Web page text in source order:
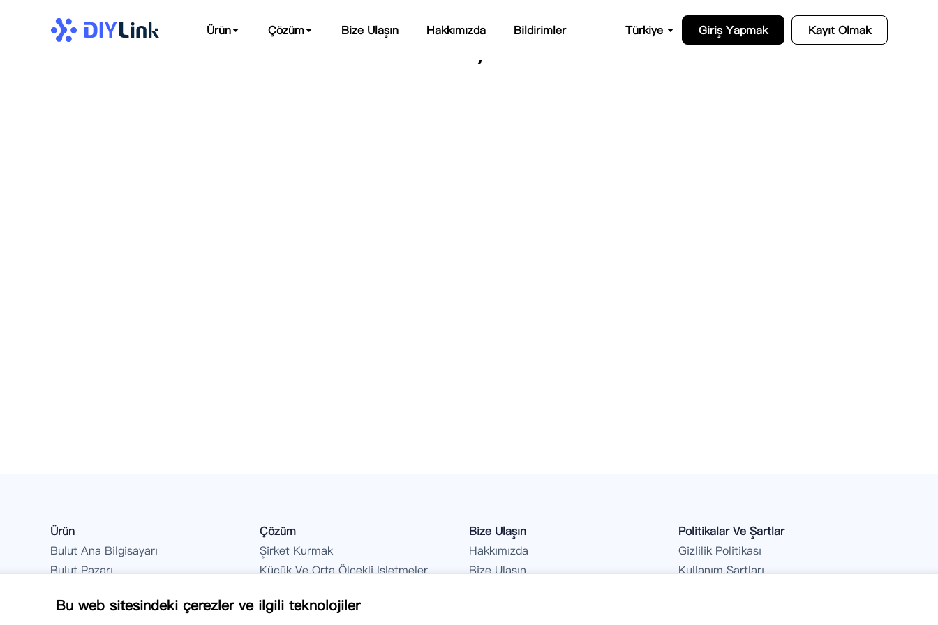
Ürün Çözüm Bize Ulaşın Hakkımızda Bildirimler Türkiye Giriş Yapmak Kayıt Olmak
Ürün
Bulut Ana Bilgisayarı
Bulut Pazarı
Ürün Durumu
Çözüm
Şirket Kurmak
Küçük Ve Orta Ölçekli Işletmeler
Bize Ulaşın
Hakkımızda
Bize Ulaşın
Politikalar Ve Şartlar
Gizlilik Politikası
Kullanım Şartları
Bu web sitesindeki çerezler ve ilgili teknolojiler